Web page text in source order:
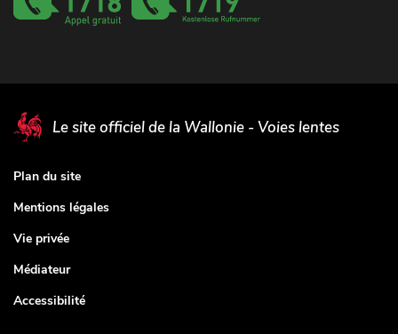
Le site officiel de la Wallonie - Voies lentes
Plan du site
Mentions légales
Vie privée
Médiateur
Accessibilité